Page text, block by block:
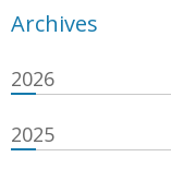
Archives
2026
2025